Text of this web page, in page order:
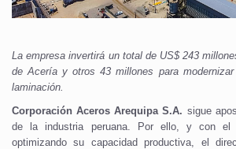
La empresa invertirá un total de US$ 243
de Acería y otros 43 millones para
laminación.
Corporación Aceros Arequipa S.A. sigue
de la industria peruana. Por ello, y con el
optimizando su capacidad productiva, el